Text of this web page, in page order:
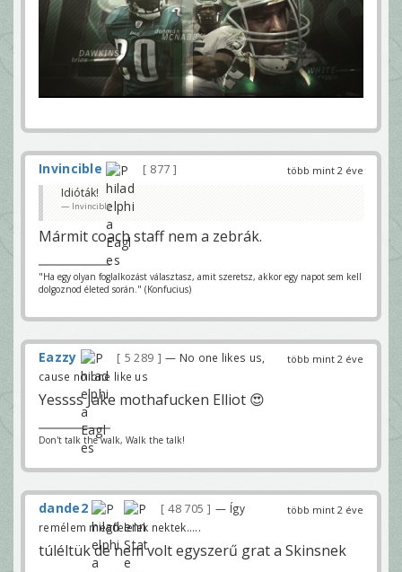
több mint 2 éve
Invincible
877
Idióták!
Invincible
Mármit coach staff nem a zebrák.
"Ha egy olyan foglalkozást választasz, amit szeretsz, akkor egy napot sem kell
dolgoznod életed során." (Konfucius)
több mint 2 éve
Eazzy 5 289
— No one likes us,
cause no one like us
Yessss Jake mothafucken Elliot 😍
Don't talk the walk, Walk the talk!
több mint 2 éve
dande2 48 705
— Így
remélem megfelelek nektek.....
túléltük de nem volt egyszerű grat a Skinsnek